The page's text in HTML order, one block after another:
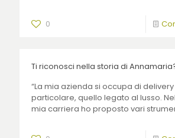
0
Ti riconosci nella storia di
“La mia azienda si occupa di
particolare, quello legato al lusso.
mia carriera ho proposto vari